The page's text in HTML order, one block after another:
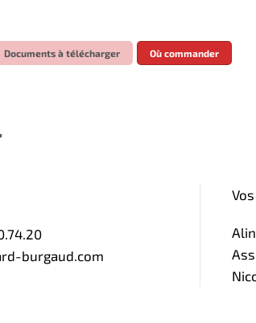
Documents à télécharger Où commander
burgaud.com